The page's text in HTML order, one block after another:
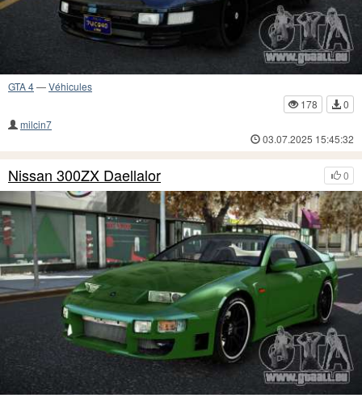
GTA 4—Véhicules
178
0
milcin7
03.07.2025 15:45:32
0
Nissan 300ZX Daellalor